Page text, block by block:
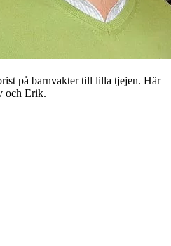
på barnvakter till lilla tjejen. Här
och Erik.